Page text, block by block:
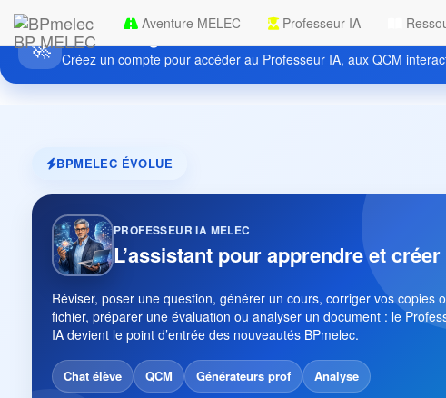
BP MELEC
Aventure MELEC Professeur IA
🚀 Découvrez gratuitement BPmelec
Créez un compte pour accéder au Professeur IA, aux QCM
BPMELEC ÉVOLUE
PROFESSEUR IA MELEC
L’assistant pour apprendre et créer
Réviser, poser une question, générer un cours, corriger vos copies
fichier, préparer une évaluation ou analyser un document : le
IA devient le point d’entrée des nouveautés BPmelec.
Chat élève QCM Générateurs prof Analyse